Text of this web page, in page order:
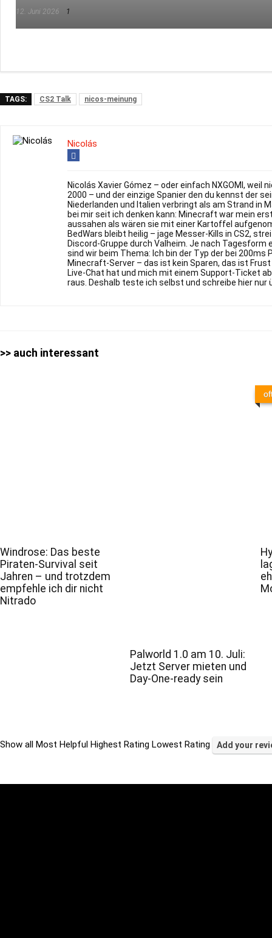
12. Juni 2026 1
TAGS: CS2 Talk nicos-meinung
Nicolás
Nicolás Xavier Gómez – oder einfach NXGOMI, weil
2000 – und der einzige Spanier den du kennst der
Niederlanden und Italien verbringt als am Strand in
bei mir seit ich denken kann: Minecraft war mein
aussahen als wären sie mit einer Kartoffel
BedWars bleibt heilig – jage Messer-Kills in CS2,
Discord-Gruppe durch Valheim. Je nach
sind wir beim Thema: Ich bin der Typ der bei 200ms
Minecraft-Server – das ist kein Sparen, das ist
Live-Chat hat und mich mit einem Support-Ticket
raus. Deshalb teste ich selbst und schreibe hier nur
>> auch interessant
Windrose: Das beste
Piraten-Survival seit
Jahren – und trotzdem
empfehle ich dir nicht
Nitrado
Palworld 1.0 am 10. Juli:
Jetzt Server mieten und
Day-One-ready sein
Show all Most Helpful Highest Rating Lowest Rating Add your